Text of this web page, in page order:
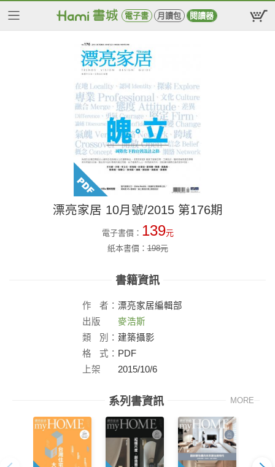
電子書 月讀包 閱讀器
漂亮家居 10月號/2015 第176期
電子書價： 139元
紙本書價：198元
書籍資訊
作 者： 漂亮家居編輯部
出版
社：
麥浩斯
類
別： 建築攝影
格
式： PDF
上架
2015/10/6
系列書資訊 MORE